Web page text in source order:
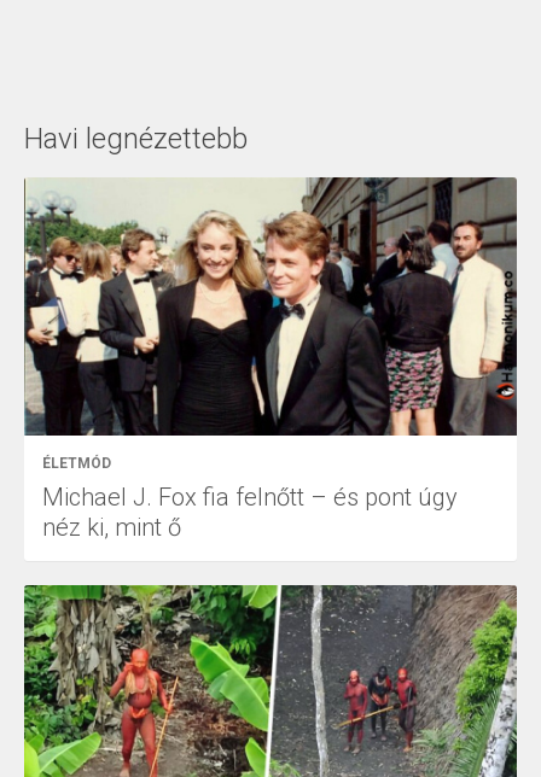
Havi legnézettebb
ÉLETMÓD
Michael J. Fox fia felnőtt – és pont úgy
néz ki, mint ő